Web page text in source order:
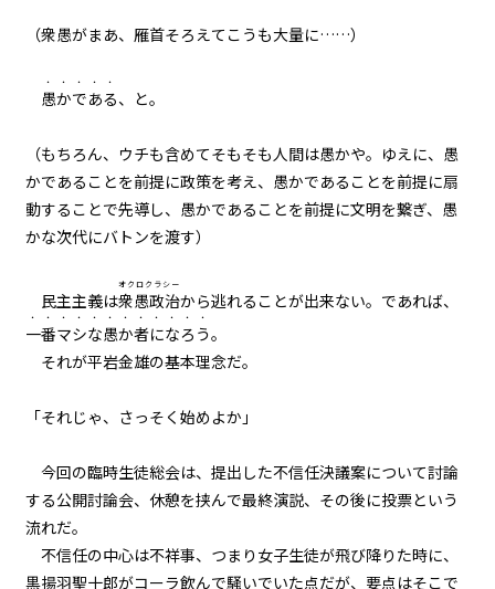
ビューワー設定
一章
青春乱闘大声援（４）
一章
不信任決議（２）
不信任決議（３）
一章
不信任決議（４）
一章
不信任決議（５）
（衆愚がまあ、雁首そろえてこうも大量に……）
愚かである
・・・・・
、と。
（もちろん、ウチも含めて――そもそも人間は愚かや。ゆえに、愚
かであることを前提に政策を考え、愚かであることを前提に扇
動することで先導し、愚かであることを前提に文明を繋ぎ、愚
かな次代にバトンを渡す）
民主主義は衆愚政治
オクロクラシー
から逃れることが出来ない。であれば、
一番マシな愚か者になろう
・・・・・・・・・・・・
。
それが平岩金雄の基本理念だ。
「それじゃ、さっそく――始めよか」
今回の臨時生徒総会は、提出した不信任決議案について討論
する公開討論会、休憩を挟んで最終演説、その後に投票という
流れだ。
不信任の中心は不祥事、つまり女子生徒が飛び降りた時に、
黒揚羽聖十郎がコーラ飲んで騒いでいた点だが、要点はそこで